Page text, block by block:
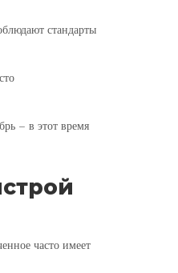
стандарты
– в этот время
часто имеет